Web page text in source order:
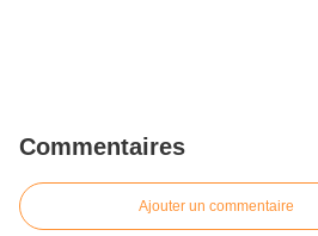
Commentaires
Ajouter un commentaire